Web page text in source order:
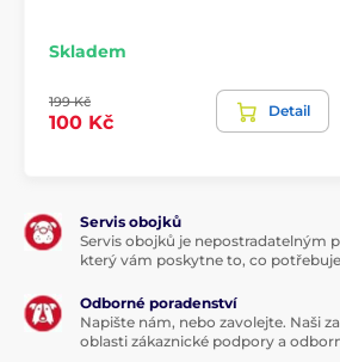
Skladem
199 Kč
100 Kč
Detail
Servis obojků
Servis obojků je nepostradatelným
který vám poskytne to, co
Odborné poradenství
Napište nám, nebo zavolejte. Naši
oblasti zákaznické podpory a